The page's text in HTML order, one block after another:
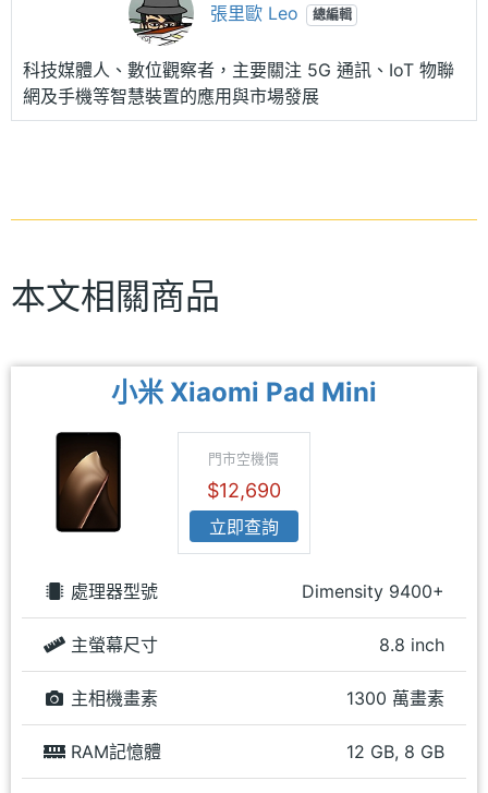
張里歐 Leo 總編輯
科技媒體人、數位觀察者，主要關注 5G 通訊、IoT 物聯
網及手機等智慧裝置的應用與市場發展
本文相關商品
小米 Xiaomi Pad Mini
門市空機價
$12,690
立即查詢
處理器型號 Dimensity 9400+
主螢幕尺寸 8.8 inch
主相機畫素 1300 萬畫素
RAM記憶體 12 GB, 8 GB